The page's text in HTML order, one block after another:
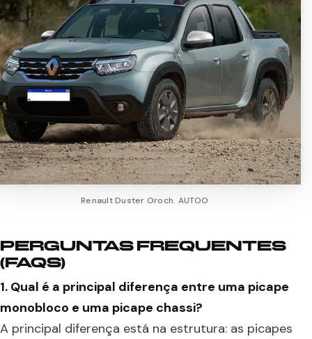
Renault Duster Oroch. AUTOO
PERGUNTAS FREQUENTES
(FAQS)
1. Qual é a principal diferença entre uma picape
monobloco e uma picape chassi?
A principal diferença está na estrutura: as picapes